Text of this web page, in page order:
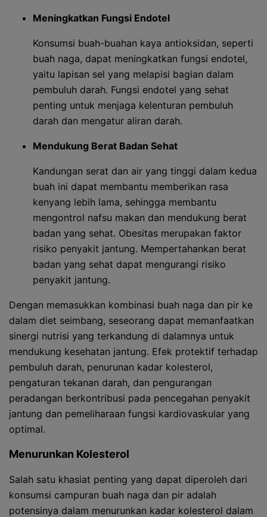
Meningkatkan Fungsi Endotel
Konsumsi buah-buahan kaya antioksidan, seperti
buah naga, dapat meningkatkan fungsi endotel,
yaitu lapisan sel yang melapisi bagian dalam
pembuluh darah. Fungsi endotel yang sehat
penting untuk menjaga kelenturan pembuluh
darah dan mengatur aliran darah.
Mendukung Berat Badan Sehat
Kandungan serat dan air yang tinggi dalam kedua
buah ini dapat membantu memberikan rasa
kenyang lebih lama, sehingga membantu
mengontrol nafsu makan dan mendukung berat
badan yang sehat. Obesitas merupakan faktor
risiko penyakit jantung. Mempertahankan berat
badan yang sehat dapat mengurangi risiko
penyakit jantung.
Dengan memasukkan kombinasi buah naga dan pir ke
dalam diet seimbang, seseorang dapat memanfaatkan
sinergi nutrisi yang terkandung di dalamnya untuk
mendukung kesehatan jantung. Efek protektif terhadap
pembuluh darah, penurunan kadar kolesterol,
pengaturan tekanan darah, dan pengurangan
peradangan berkontribusi pada pencegahan penyakit
jantung dan pemeliharaan fungsi kardiovaskular yang
optimal.
Menurunkan Kolesterol
Salah satu khasiat penting yang dapat diperoleh dari
konsumsi campuran buah naga dan pir adalah
potensinya dalam menurunkan kadar kolesterol dalam